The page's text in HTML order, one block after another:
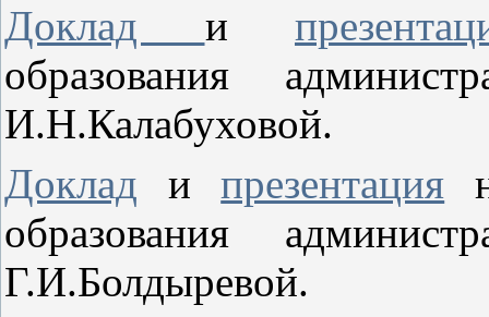
Доклад и
образования
И.Н.Калабуховой.
Доклад ипрезентация
образования
Г.И.Болдыревой.